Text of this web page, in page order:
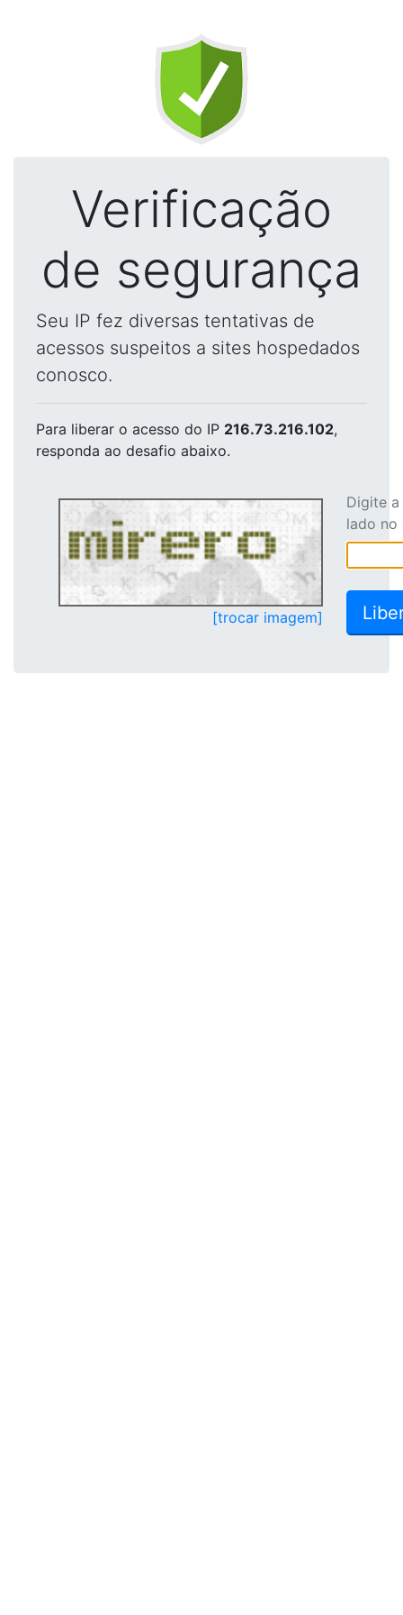
Verificação
de segurança
Seu IP fez diversas tentativas de
acessos suspeitos a sites hospedados
conosco.
Para liberar o acesso do IP 216.73.216.102,
responda ao desafio abaixo.
[trocar imagem]
Digite
lado no